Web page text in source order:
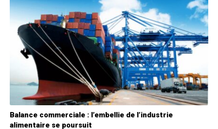
Balance commerciale : l’embellie de l’industrie
alimentaire se poursuit